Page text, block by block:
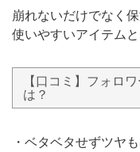
崩れないだけでなく
使いやすいアイテムと
【口コミ】フォロ
は？
・ベタベタせずツヤ